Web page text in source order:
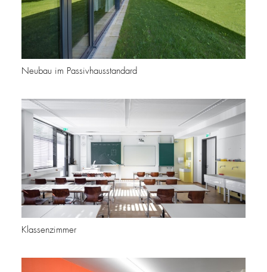
Neubau im Passivhausstandard
Klassenzimmer